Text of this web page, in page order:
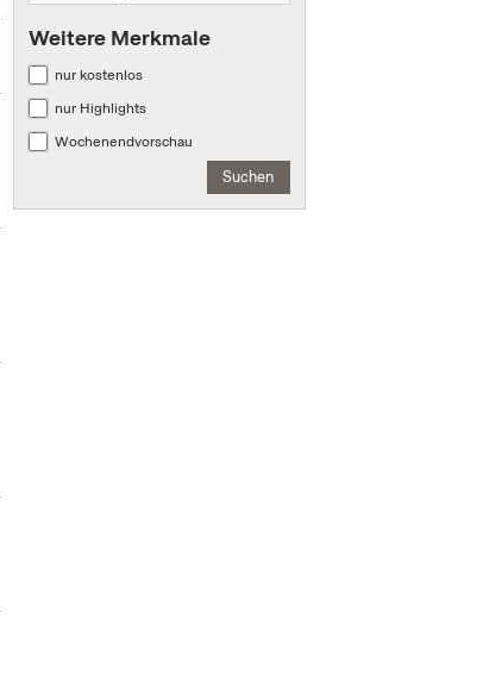
Weitere Merkmale
nur kostenlos
nur Highlights
Wochenendvorschau
Suchen